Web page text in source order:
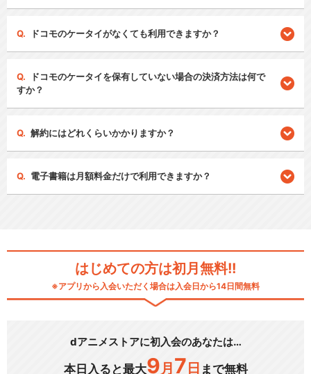
ドコモのケータイがなくても利用できますか？
ドコモのケータイを保有していない場合の決済方法は何で
すか？
解約にはどれくらいかかりますか？
電子書籍は月額料金だけで利用できますか？
はじめての方は初月無料!!
※アプリから入会いただく場合は入会日から14日間無料
dアニメストアに初入会のあなたは…
本日入ると最大9 月 7 日 まで無料